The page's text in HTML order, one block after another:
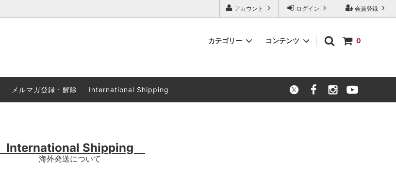
会員登録
ログイン
アカウント
0
カテゴリー
お得なSale商品
コンテンツ
販売店リスト ホッケースティック公認シールについて
メルマガ登録・解除 International Shipping
International Shipping
海外発送について